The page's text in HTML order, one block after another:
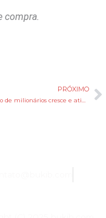
compra.
PRÓXIMO